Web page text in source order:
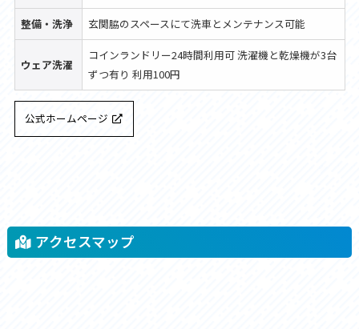
整備・洗浄 玄関脇のスペースにて洗車とメンテナンス可能
ウェア洗濯
コインランドリー24時間利用可 洗濯機と乾燥機が3台
ずつ有り 利用100円
公式ホームページ
アクセスマップ